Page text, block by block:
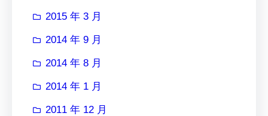
2015 年 3 月
2014 年 9 月
2014 年 8 月
2014 年 1 月
2011 年 12 月